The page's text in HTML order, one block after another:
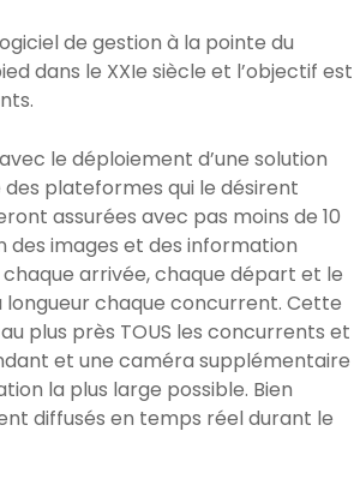
de gestion à la pointe du
dans le XXIe siècle et l’objectif est
le déploiement d’une solution
plateformes qui le désirent
assurées avec pas moins de 10
des images et des information
arrivée, chaque départ et le
chaque concurrent. Cette
plus près TOUS les concurrents et
et une caméra supplémentaire
la plus large possible. Bien
diffusés en temps réel durant le